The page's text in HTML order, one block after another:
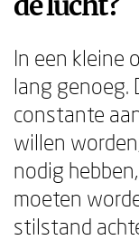
In een kleine
lang genoeg.
constante
willen
nodig
moeten
stilstand